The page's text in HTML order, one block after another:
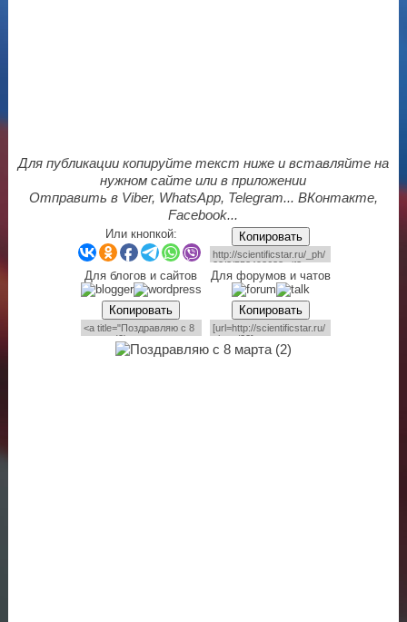
Для публикации копируйте текст ниже и вставляйте на
нужном сайте или в приложении
Отправить в Viber, WhatsApp, Telegram... ВКонтакте,
Facebook...
Или кнопкой: Копировать
Для блогов и сайтов Для форумов и чатов
Копировать Копировать